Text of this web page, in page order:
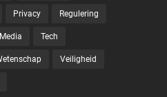
Privacy Regulering
Tech
Veiligheid